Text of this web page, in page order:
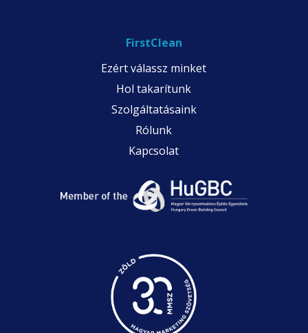
FirstClean
Ezért válassz minket
Hol takarítunk
Szolgáltatásaink
Rólunk
Kapcsolat